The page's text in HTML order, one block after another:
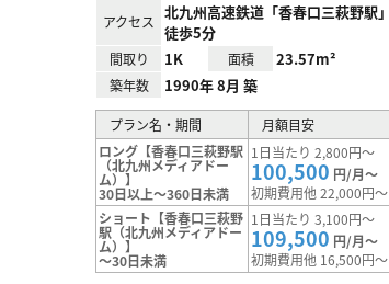
アクセス
北九州高速鉄道「香春口三萩野駅」
徒歩5分
間取り 1K 面積 23.57m²
築年数 1990年 8月 築
プラン名・期間
月額目安
ロング【香春口三萩野駅
（北九州メディアドー
ム）】
30日以上～360日未満
1日当たり 2,800円～
100,500 円/月～
初期費用他 22,000円～
ショート【香春口三萩野
駅（北九州メディアドー
ム）】
～30日未満
1日当たり 3,100円～
109,500 円/月～
初期費用他 16,500円～